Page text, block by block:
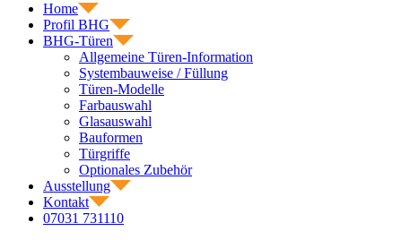
Home
Profil BHG
BHG-Türen
Allgemeine Türen-Information
Systembauweise / Füllung
Türen-Modelle
Farbauswahl
Glasauswahl
Bauformen
Türgriffe
Optionales Zubehör
Ausstellung
Kontakt
07031 731110